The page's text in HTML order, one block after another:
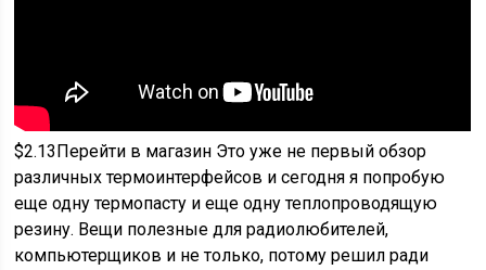
$2.13Перейти в магазин Это уже не первый обзор
различных термоинтерфейсов и сегодня я попробую
еще одну термопасту и еще одну теплопроводящую
резину. Вещи полезные для радиолюбителей,
компьютерщиков и не только, потому решил ради